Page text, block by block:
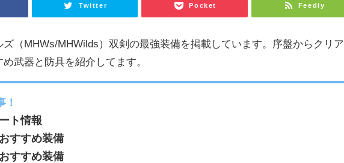
Twitter Pocket Feedly
ズ（MHWs/MHWilds）双剣の最強装備を掲載しています。序盤からクリア
武器と防具を紹介してます。
！
ト情報
すすめ装備
すすめ装備